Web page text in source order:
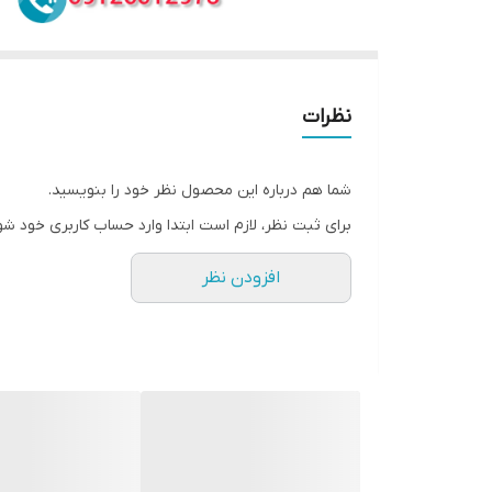
نظرات
شما هم درباره این محصول نظر خود را بنویسید.
برای ثبت نظر، لازم است ابتدا وارد حساب کاربری خود
افزودن نظر